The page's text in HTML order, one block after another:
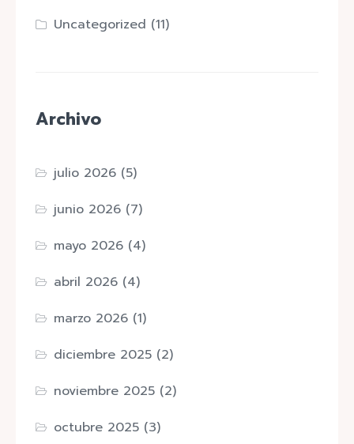
Uncategorized (11)
Archivo
julio 2026 (5)
junio 2026 (7)
mayo 2026 (4)
abril 2026 (4)
marzo 2026 (1)
diciembre 2025 (2)
noviembre 2025 (2)
octubre 2025 (3)